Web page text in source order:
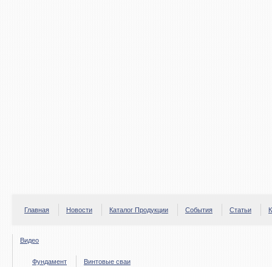
Главная Новости Каталог Продукции События Статьи
Видео
Фундамент Винтовые сваи